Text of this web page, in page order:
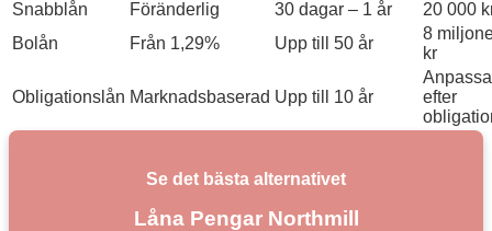
Snabblån Föränderlig 30 dagar – 1 år
20 000
Bolån
Från 1,29% Upp till 50 år
8
kr
Obligationslån Marknadsbaserad Upp till 10 år
efter
Se det bästa alternativet
Låna Pengar Northmill